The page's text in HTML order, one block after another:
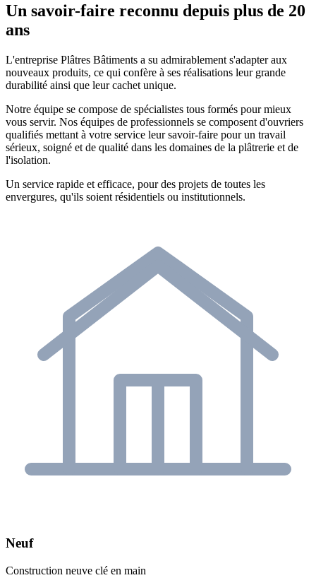
Un savoir-faire reconnu depuis plus de 20
ans
L'entreprise Plâtres Bâtiments a su admirablement s'adapter aux
nouveaux produits, ce qui confère à ses réalisations leur grande
durabilité ainsi que leur cachet unique.
Notre équipe se compose de spécialistes tous formés pour mieux
vous servir. Nos équipes de professionnels se composent d'ouvriers
qualifiés mettant à votre service leur savoir-faire pour un travail
sérieux, soigné et de qualité dans les domaines de la plâtrerie et de
l'isolation.
Un service rapide et efficace, pour des projets de toutes les
envergures, qu'ils soient résidentiels ou institutionnels.
Neuf
Construction neuve clé en main